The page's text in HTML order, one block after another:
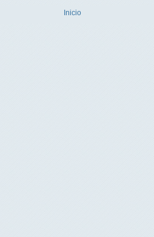
Inicio